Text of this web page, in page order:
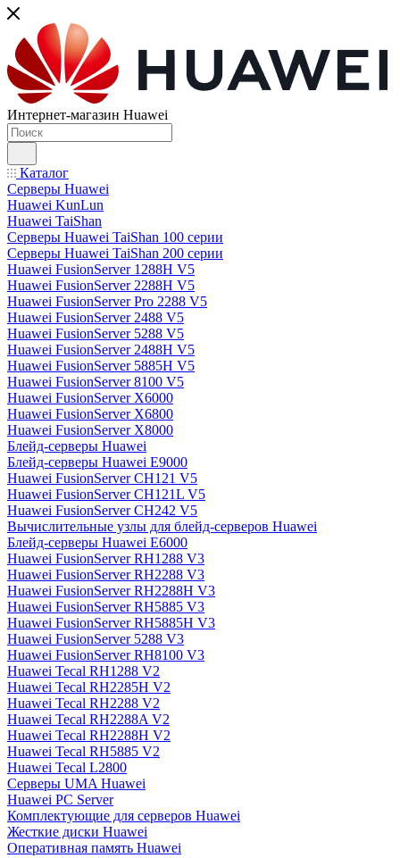
Интернет-магазин Huawei
Каталог
Серверы Huawei
Huawei KunLun
Huawei TaiShan
Серверы Huawei TaiShan 100 серии
Серверы Huawei TaiShan 200 серии
Huawei FusionServer 1288H V5
Huawei FusionServer 2288H V5
Huawei FusionServer Pro 2288 V5
Huawei FusionServer 2488 V5
Huawei FusionServer 5288 V5
Huawei FusionServer 2488H V5
Huawei FusionServer 5885H V5
Huawei FusionServer 8100 V5
Huawei FusionServer X6000
Huawei FusionServer X6800
Huawei FusionServer X8000
Блейд-серверы Huawei
Блейд-серверы Huawei E9000
Huawei FusionServer CH121 V5
Huawei FusionServer CH121L V5
Huawei FusionServer CH242 V5
Вычислительные узлы для блейд-серверов Huawei
Блейд-серверы Huawei E6000
Huawei FusionServer RH1288 V3
Huawei FusionServer RH2288 V3
Huawei FusionServer RH2288H V3
Huawei FusionServer RH5885 V3
Huawei FusionServer RH5885H V3
Huawei FusionServer 5288 V3
Huawei FusionServer RH8100 V3
Huawei Tecal RH1288 V2
Huawei Tecal RH2285H V2
Huawei Tecal RH2288 V2
Huawei Tecal RH2288A V2
Huawei Tecal RH2288H V2
Huawei Tecal RH5885 V2
Huawei Tecal L2800
Серверы UMA Huawei
Huawei PC Server
Комплектующие для серверов Huawei
Жесткие диски Huawei
Оперативная память Huawei